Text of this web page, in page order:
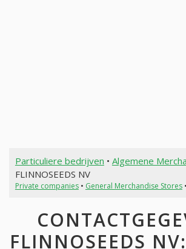
Particuliere bedrijven • Algemene
FLINNOSEEDS NV
Private companies• General Merchandise Stores
FLINNOSEEDS